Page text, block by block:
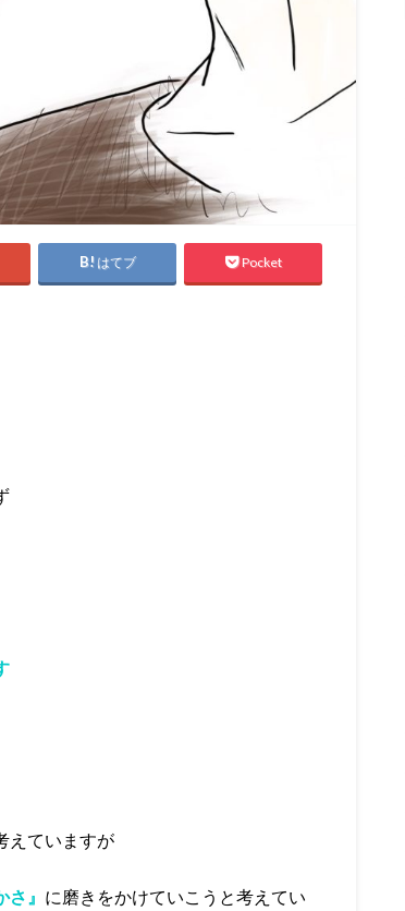
はてブ Pocket
えていますが
さ』 に磨きをかけていこうと考えてい